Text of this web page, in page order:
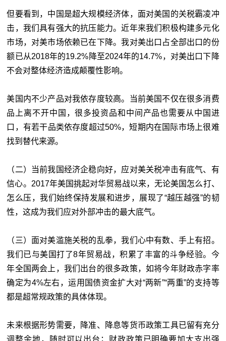
但要看到，中国是超大规模经济体，面对美国的关税霸凌冲
击，我们具有强大的抗压能力。近年来我们积极构建多元化
市场，对美市场依赖已在下降。我对美出口占全部出口的份
额已从2018年的19.2%降至2024年的14.7%，对美出口下降
不会对整体经济造成颠覆性影响。
美国内不少产品对我依存度较高。当前美国不仅在很多消费
品上离不开中国，很多投资品和中间产品也需要从中国进
口，有若干品类依存度超过50%，短期内在国际市场上很难
找到替代来源。
（二）当前我国经济企稳向好，应对美关税冲击有底气、有
信心。2017年美国挑起对华贸易战以来，无论美国怎么打、
怎么压，我们始终保持发展和进步，展现了“越压越强”的韧
性，这成为我们应对外部冲击的最大底气。
（三）面对美滥施关税的乱拳，我们心中有数、手上有招。
我们已与美国打了8年贸易战，积累了丰富的斗争经验。今
年全国两会上，我们出台的很多政策，如将今年财政赤字率
确定为4%左右，运用国债资金扩大对“两新”“两重”的支持等
都是超常规政策的具体体现。
未来根据形势需要，降准、降息等货币政策工具已留有充分
调整余地，随时可以出台；财政政策已明确要加大支出强